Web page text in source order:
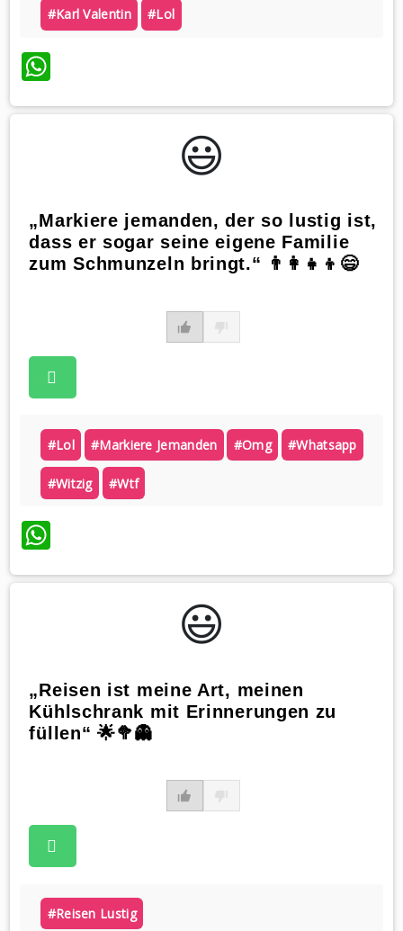
#karl Valentin #lol
WhatsApp
😃️
„Markiere jemanden, der so lustig ist,
dass er sogar seine eigene Familie
zum Schmunzeln bringt.“ 👨‍👩‍👧‍👦😄
#lol #markiere Jemanden #omg #whatsapp
#witzig #wtf
WhatsApp
😃️
„Reisen ist meine Art, meinen
Kühlschrank mit Erinnerungen zu
füllen“ 🌟🥦👻
#reisen Lustig